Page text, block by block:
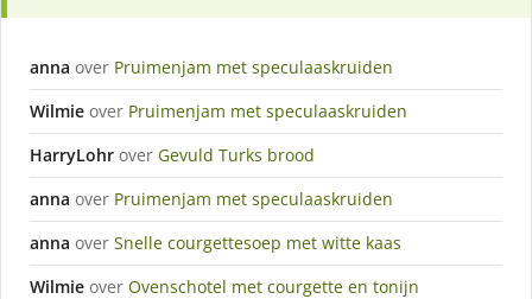
anna over Pruimenjam met speculaaskruiden
Wilmie over Pruimenjam met speculaaskruiden
HarryLohr over Gevuld Turks brood
anna over Pruimenjam met speculaaskruiden
anna over Snelle courgettesoep met witte kaas
Wilmie over Ovenschotel met courgette en tonijn